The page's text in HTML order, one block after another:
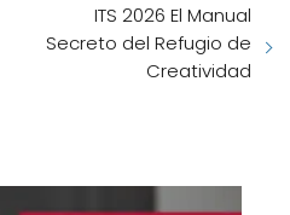
ITS 2026 El Manual
Secreto del Refugio de
Creatividad